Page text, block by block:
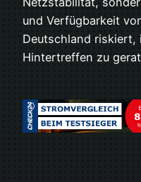
und Verfügbarkeit
Deutschland riskiert,
Hintertreffen zu